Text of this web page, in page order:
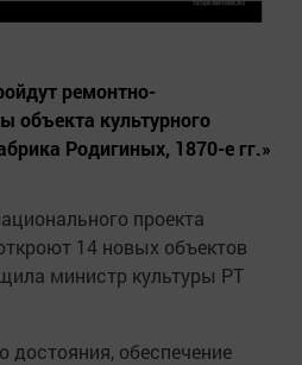
ремонтно-
объекта культурного
Родигиных, 1870-е гг.»
проекта
14 новых объектов
министр культуры РТ
достояния, обеспечение